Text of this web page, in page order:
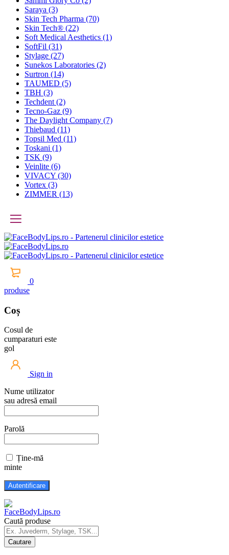
Saraya (3)
Skin Tech Pharma (70)
Skin Tech® (22)
Soft Medical Aesthetics (1)
SoftFil (31)
Stylage (27)
Sunekos Laboratories (2)
Surtron (14)
TAUMED (5)
TBH (3)
Techdent (2)
Tecno-Gaz (9)
The Daylight Company (7)
Thiebaud (11)
Topsil Med (11)
Toskani (1)
TSK (9)
Veinlite (6)
VIVACY (30)
Vortex (3)
ZIMMER (13)
0
produse
Coș
Cosul de
cumparaturi este
gol
Sign in
Nume utilizator
sau adresă email
Parolă
Ține-mă
minte
Caută produse